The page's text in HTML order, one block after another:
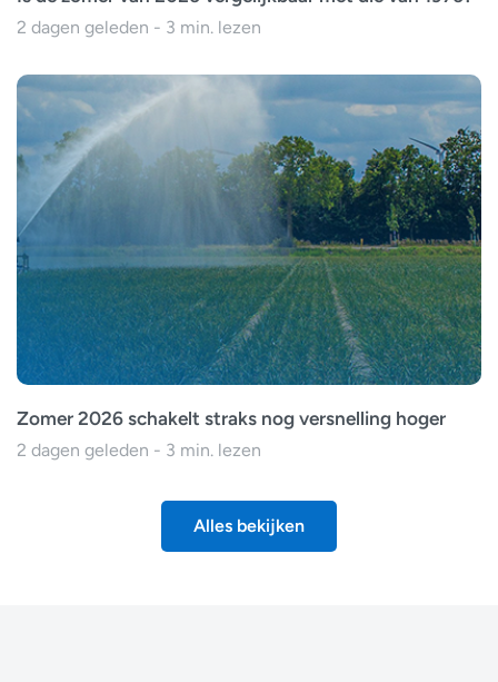
2 dagen geleden - 3 min. lezen
Zomer 2026 schakelt straks nog versnelling hoger
2 dagen geleden - 3 min. lezen
Alles bekijken